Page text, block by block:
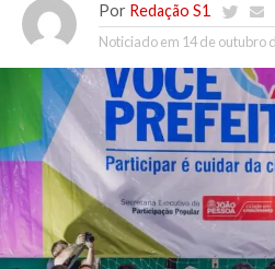
Por Redação S1
Noticiado em 14 de outubro